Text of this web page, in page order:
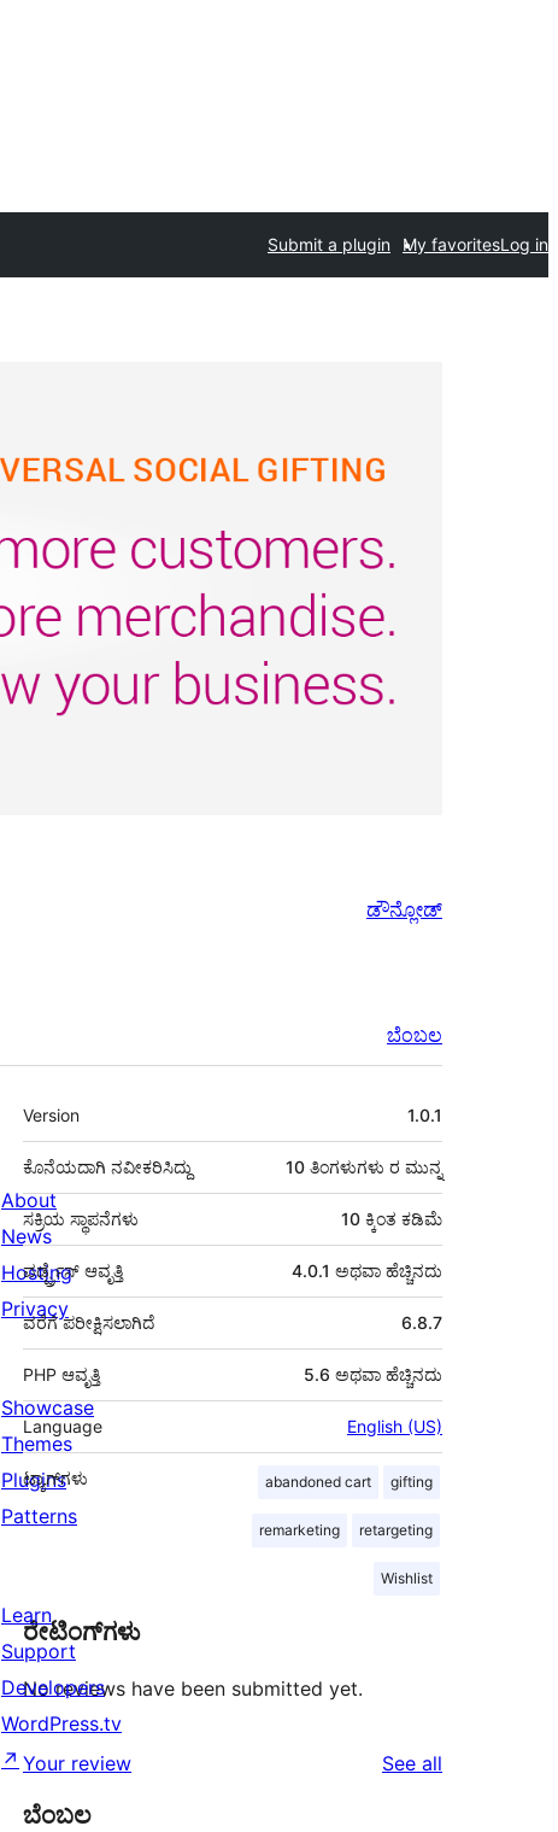
Submit a plugin My favoritesLog in
ಡೌನ್ಲೋಡ್
ಬೆಂಬಲ
ಮೆಟಾ
Version 1.0.1
ಕೊನೆಯದಾಗಿ ನವೀಕರಿಸಿದ್ದು 10 ತಿಂಗಳುಗಳು ರ ಮುನ್ನ
ಸಕ್ರಿಯ ಸ್ಥಾಪನೆಗಳು 10 ಕ್ಕಿಂತ ಕಡಿಮೆ
ವರ್ಡ್ಪ್ರೆಸ್ ಆವೃತ್ತಿ 4.0.1 ಅಥವಾ ಹೆಚ್ಚಿನದು
6.8.7
ವರೆಗೆ ಪರೀಕ್ಷಿಸಲಾಗಿದೆ
PHP ಆವೃತ್ತಿ 5.6 ಅಥವಾ ಹೆಚ್ಚಿನದು
Language English (US)
ಟ್ಯಾಗ್‌ಗಳು abandoned cart gifting
remarketing retargeting
Wishlist
ರೇಟಿಂಗ್‌ಗಳು
No reviews have been submitted yet.
Your review See all
ಬೆಂಬಲ
About
News
Hosting
Privacy
Showcase
Themes
Plugins
Patterns
Learn
Support
Developers
WordPress.tv
↗